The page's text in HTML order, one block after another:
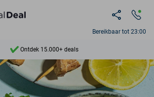
Bereikbaar tot 23:00
Ontdek 15.000+ deals
7 dagen per week beschikbaar
10+ miljoen leden